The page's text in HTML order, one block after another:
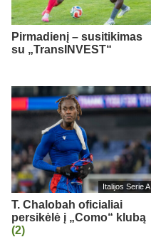
Pirmadienį – susitikimas
su „TransINVEST“
Italijos Serie A
T. Chalobah oficialiai
persikėlė į „Como“ klubą
(2)